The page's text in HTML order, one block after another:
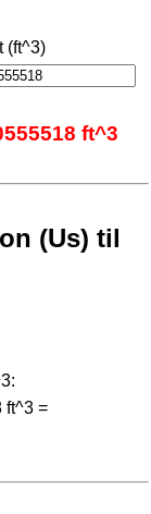
(ft^3)
ft^3
(Us) til
ft^3 =